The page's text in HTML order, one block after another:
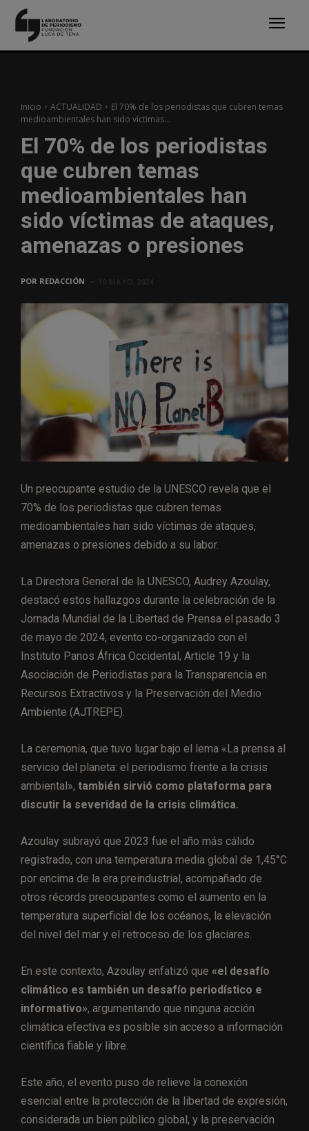
Inicio ACTUALIDAD
El 70% de los periodistas que cubren temas
medioambientales han sido víctimas...
El 70% de los periodistas
que cubren temas
medioambientales han
sido víctimas de ataques,
amenazas o presiones
POR REDACCIÓN
Un preocupante estudio de la UNESCO revela que el
70% de los periodistas que cubren temas
medioambientales han sido víctimas de ataques,
amenazas o presiones debido a su labor.
La Directora General de la UNESCO, Audrey Azoulay,
destacó estos hallazgos durante la celebración de la
Jornada Mundial de la Libertad de Prensa el pasado 3
de mayo de 2024, evento co-organizado con el
Instituto Panos África Occidental, Article 19 y la
Asociación de Periodistas para la Transparencia en
Recursos Extractivos y la Preservación del Medio
Ambiente (AJTREPE).
La ceremonia, que tuvo lugar bajo el lema «La prensa al
servicio del planeta: el periodismo frente a la crisis
ambiental», también sirvió como plataforma para
discutir la severidad de la crisis climática.
Azoulay subrayó que 2023 fue el año más cálido
registrado, con una temperatura media global de 1,45°C
por encima de la era preindustrial, acompañado de
otros récords preocupantes como el aumento en la
temperatura superficial de los océanos, la elevación
del nivel del mar y el retroceso de los glaciares.
En este contexto, Azoulay enfatizó que «el desafío
climático es también un desafío periodístico e
informativo», argumentando que ninguna acción
climática efectiva es posible sin acceso a información
científica fiable y libre.
Este año, el evento puso de relieve la conexión
esencial entre la protección de la libertad de expresión,
considerada un bien público global, y la preservación